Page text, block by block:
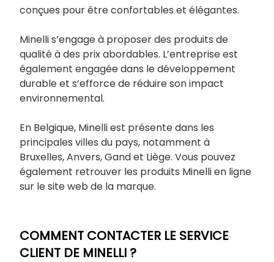
conçues pour être confortables et élégantes.
Minelli s’engage à proposer des produits de
qualité à des prix abordables. L’entreprise est
également engagée dans le développement
durable et s’efforce de réduire son impact
environnemental.
En Belgique, Minelli est présente dans les
principales villes du pays, notamment à
Bruxelles, Anvers, Gand et Liège. Vous pouvez
également retrouver les produits Minelli en ligne
sur le site web de la marque.
COMMENT CONTACTER LE SERVICE
CLIENT DE MINELLI ?